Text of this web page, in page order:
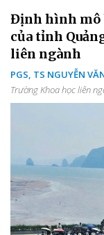
Định hình mô
của tỉnh
liên ngành
PGS, TS NGUYỄN
Trường Khoa học liên